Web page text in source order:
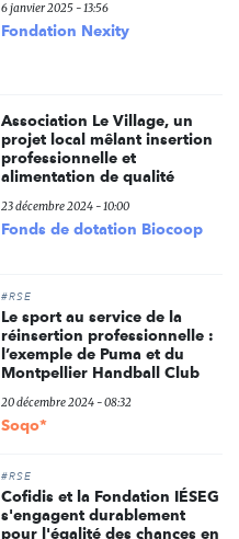
6 janvier 2025 - 13:56
Fondation Nexity
Association Le Village, un
projet local mêlant insertion
professionnelle et
alimentation de qualité
23 décembre 2024 - 10:00
Fonds de dotation Biocoop
#RSE
Le sport au service de la
réinsertion professionnelle :
l’exemple de Puma et du
Montpellier Handball Club
20 décembre 2024 - 08:32
Soqo*
#RSE
Cofidis et la Fondation IÉSEG
s'engagent durablement
pour l'égalité des chances en